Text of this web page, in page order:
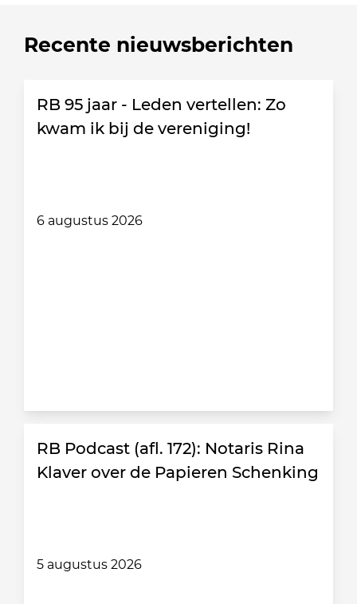
Recente nieuwsberichten
RB 95 jaar - Leden vertellen: Zo
kwam ik bij de vereniging!
6 augustus 2026
RB Podcast (afl. 172): Notaris Rina
Klaver over de Papieren Schenking
5 augustus 2026